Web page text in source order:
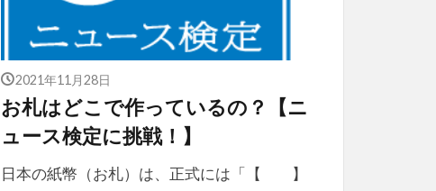
2021年11月28日
お札はどこで作っているの？【ニ
ュース検定に挑戦！】
日本の紙幣（お札）は、正式には「【 】